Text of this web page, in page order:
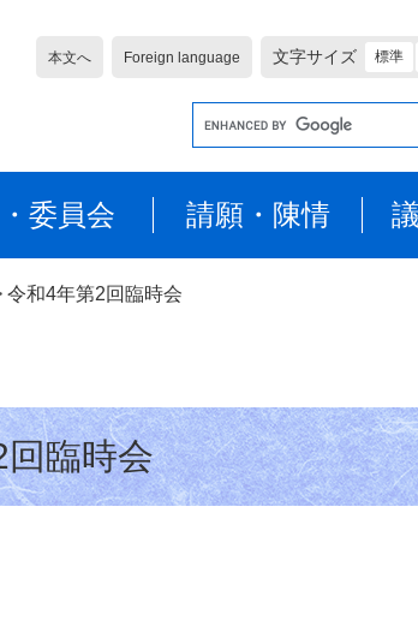
本文へ Foreign language 文字サイズ 標準
G
o
o
g
l
e
検
索
委員会 請願・陳情
令和4年第2回臨時会
臨時会